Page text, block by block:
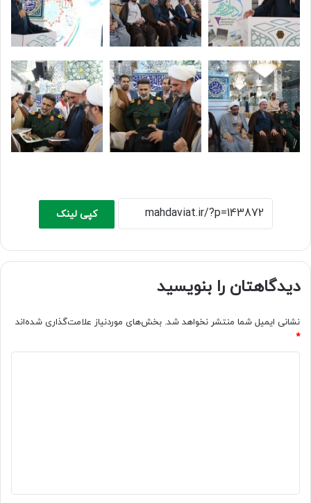
کپی لینک
دیدگاهتان را بنویسید
نشانی ایمیل شما منتشر نخواهد شد. بخش‌های موردنیاز علامت‌گذاری شده‌اند
*